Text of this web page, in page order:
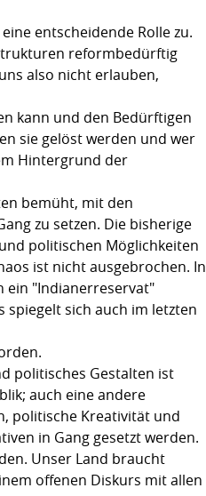
entscheidende Rolle zu.
reformbedürftig
also nicht erlauben,
kann und den Bedürftigen
sie gelöst werden und wer
Hintergrund der
bemüht, mit den
zu setzen. Die bisherige
politischen Möglichkeiten
ist nicht ausgebrochen. In
ein "Indianerreservat"
sich auch im letzten
politisches Gestalten ist
auch eine andere
politische Kreativität und
in Gang gesetzt werden.
Unser Land braucht
offenen Diskurs mit allen